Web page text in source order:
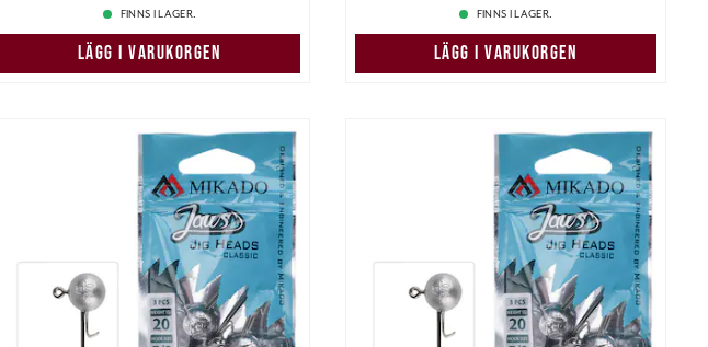
FINNS I LAGER.
LÄGG I VARUKORGEN
FINNS I LAGER.
LÄGG I VARUKORGEN